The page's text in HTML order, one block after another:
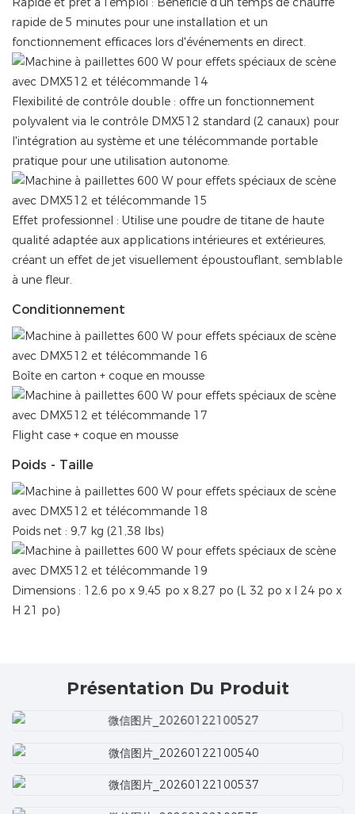
rapide de 5 minutes pour une installation et un
fonctionnement efficaces lors d'événements en direct.
Flexibilité de contrôle double : offre un fonctionnement
polyvalent via le contrôle DMX512 standard (2 canaux) pour
l'intégration au système et une télécommande portable
pratique pour une utilisation autonome.
Effet professionnel : Utilise une poudre de titane de haute
qualité adaptée aux applications intérieures et extérieures,
créant un effet de jet visuellement époustouflant, semblable
à une fleur.
Conditionnement
Boîte en carton + coque en mousse
Flight case + coque en mousse
Poids - Taille
Poids net : 9,7 kg (21,38 lbs)
Dimensions : 12,6 po x 9,45 po x 8,27 po (L 32 po x l 24 po x
H 21 po)
Présentation Du Produit